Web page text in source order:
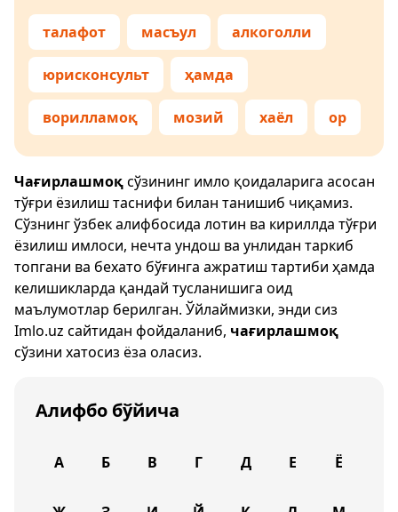
талафот масъул алкоголли
юрисконсульт ҳамда
ворилламоқ мозий хаёл ор
Чағирлашмоқсўзининг имло қоидаларига асосан
тўғри ёзилиш таснифи билан танишиб чиқамиз.
Сўзнинг ўзбек алифбосида лотин ва кириллда тўғри
ёзилиш имлоси, нечта ундош ва унлидан таркиб
топгани ва бехато бўғинга ажратиш тартиби ҳамда
келишикларда қандай тусланишига оид
маълумотлар берилган. Ўйлаймизки, энди сиз
Imlo.uz сайтидан фойдаланиб, чағирлашмоқ
сўзини хатосиз ёза оласиз.
Алифбо бўйича
А Б В Г Д Е Ё